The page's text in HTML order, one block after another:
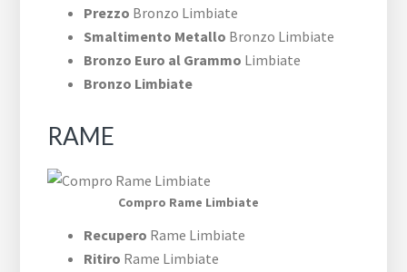
Prezzo Bronzo Limbiate
Smaltimento Metallo Bronzo Limbiate
Bronzo Euro al Grammo Limbiate
Bronzo Limbiate
RAME
Compro Rame Limbiate
Recupero Rame Limbiate
Ritiro Rame Limbiate